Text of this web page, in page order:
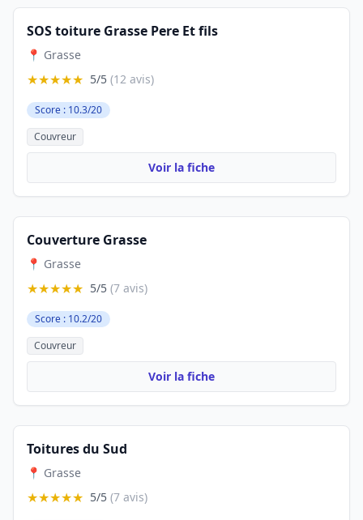
SOS toiture Grasse Pere Et fils
📍 Grasse
★★★★★ 5/5 (12 avis)
Score : 10.3/20
Couvreur
Voir la fiche
Couverture Grasse
📍 Grasse
★★★★★ 5/5 (7 avis)
Score : 10.2/20
Couvreur
Voir la fiche
Toitures du Sud
📍 Grasse
★★★★★ 5/5 (7 avis)